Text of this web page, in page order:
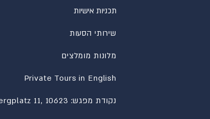
תכניות אישיות
שירותי הסעות
מלונות מומלצים
Private Tours in English
נקודת מפגש: Hardenbergplatz 11, 10623